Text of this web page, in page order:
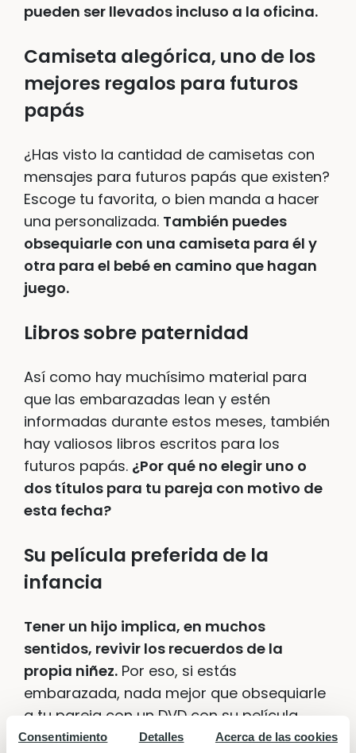
Consentimiento Detalles Acerca de las cookies
pueden ser llevados incluso a la oficina.
Camiseta alegórica, uno de los
mejores regalos para futuros
papás
¿Has visto la cantidad de camisetas con
mensajes para futuros papás que existen?
Escoge tu favorita, o bien manda a hacer
una personalizada. También puedes
obsequiarle con una camiseta para él y
otra para el bebé en camino que hagan
juego.
Libros sobre paternidad
Así como hay muchísimo material para
que las embarazadas lean y estén
informadas durante estos meses, también
hay valiosos libros escritos para los
futuros papás. ¿Por qué no elegir uno o
dos títulos para tu pareja con motivo de
esta fecha?
Su película preferida de la
infancia
Tener un hijo implica, en muchos
sentidos, revivir los recuerdos de la
propia niñez. Por eso, si estás
embarazada, nada mejor que obsequiarle
a tu pareja con un DVD con su película
favorita para que, al cabo de unos años,